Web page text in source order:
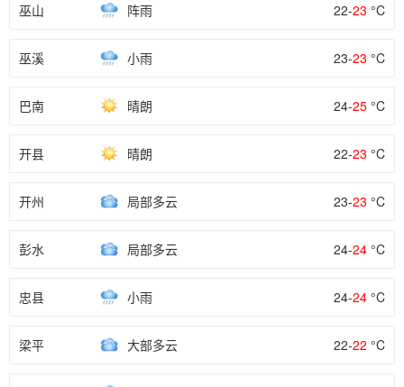
巫山 阵雨 22-23 °C
巫溪 小雨 23-23 °C
巴南 晴朗 24-25 °C
开县 晴朗 22-23 °C
开州 局部多云 23-23 °C
彭水 局部多云 24-24 °C
忠县 小雨 24-24 °C
梁平 大部多云 22-22 °C